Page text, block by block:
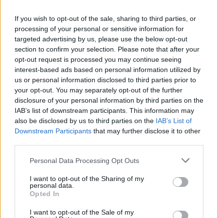
If you wish to opt-out of the sale, sharing to third parties, or
processing of your personal or sensitive information for
targeted advertising by us, please use the below opt-out
section to confirm your selection. Please note that after your
opt-out request is processed you may continue seeing
interest-based ads based on personal information utilized by
us or personal information disclosed to third parties prior to
your opt-out. You may separately opt-out of the further
disclosure of your personal information by third parties on the
IAB’s list of downstream participants. This information may
also be disclosed by us to third parties on the IAB’s List of
Downstream Participants that may further disclose it to other
Personal Data Processing Opt Outs
I want to opt-out of the Sharing of my
personal data.
Opted In
I want to opt-out of the Sale of my
anledning.
Senaste inlägget avJokabsson för 21 timmar sedaniAllmänt
Ford Mustang e Mac 2023
Senaste inlägget avKenthIJ2 för 22 timmar sedaniEl- och
hybridbilar
Ni som kör HEV eller PHEV ? är ni nöjda?
Senaste inlägget avkaykay Igår 07:23iEl- och hybridbilar
244 motorbyte till d5252t
Senaste inlägget av Jeppegaming Igår 00:53i
Motorteknik
The-GOAT torsdag 20:54
felsökning
Man man ha mindre ström till
Senaste inlägget av BilFixare torsdag 14:37 El- och hybridbilar